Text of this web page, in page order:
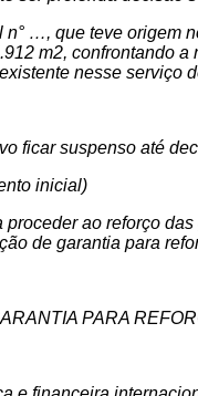
n° …, que teve
m2,
nesse serviço
ficar suspenso até
inicial)
ao reforço
de garantia para
PARA